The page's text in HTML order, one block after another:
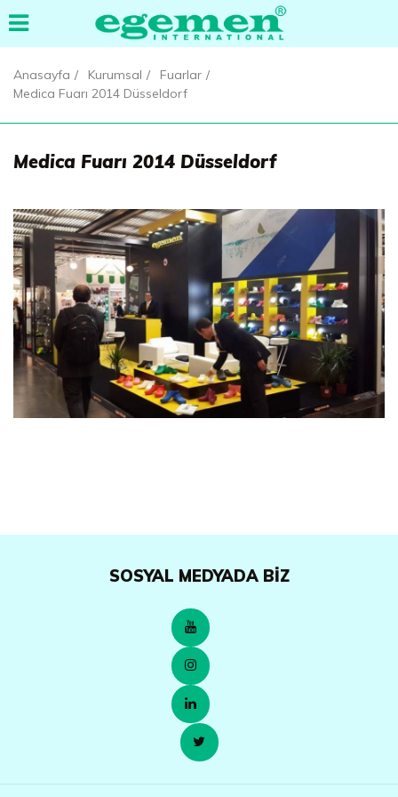
Anasayfa Kurumsal
Fuarlar
Medica Fuarı 2014 Düsseldorf
Medica Fuarı 2014 Düsseldorf
SOSYAL MEDYADA BIZ